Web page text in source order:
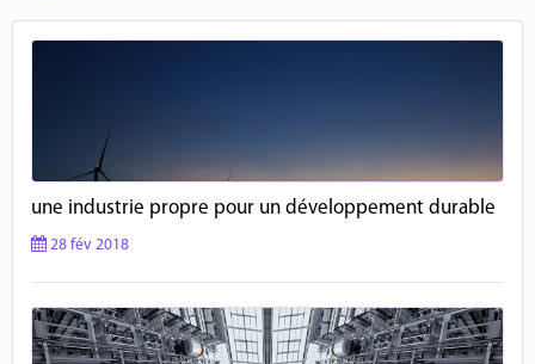
une industrie propre pour un développement durable
28 fév 2018